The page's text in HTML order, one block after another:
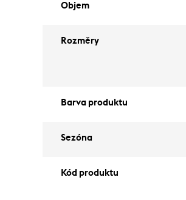
Objem
Rozměry
Barva produktu
Sezóna
Kód produktu